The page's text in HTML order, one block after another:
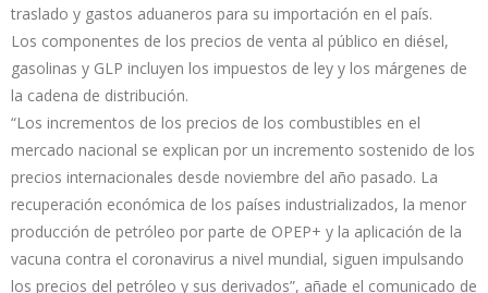
traslado y gastos aduaneros para su importación en el país.
Los componentes de los precios de venta al público en diésel,
gasolinas y GLP incluyen los impuestos de ley y los márgenes de
la cadena de distribución.
“Los incrementos de los precios de los combustibles en el
mercado nacional se explican por un incremento sostenido de los
precios internacionales desde noviembre del año pasado. La
recuperación económica de los países industrializados, la menor
producción de petróleo por parte de OPEP+ y la aplicación de la
vacuna contra el coronavirus a nivel mundial, siguen impulsando
los precios del petróleo y sus derivados”, añade el comunicado de